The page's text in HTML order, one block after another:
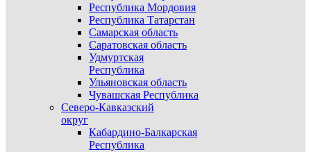
Республика Мордовия
Республика Татарстан
Самарская область
Саратовская область
Удмуртская
Республика
Ульяновская область
Чувашская Республика
Северо-Кавказский
округ
Кабардино-Балкарская
Республика